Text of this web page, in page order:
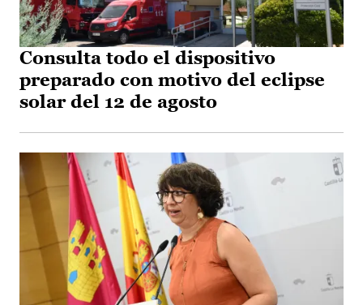
Consulta todo el dispositivo
preparado con motivo del eclipse
solar del 12 de agosto